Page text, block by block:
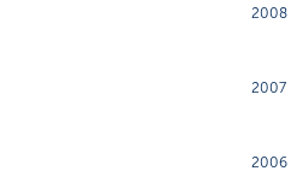
2008
2007
2006